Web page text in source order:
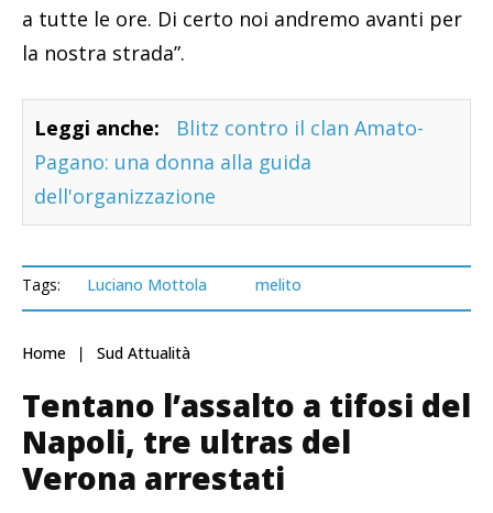
a tutte le ore. Di certo noi andremo avanti per
la nostra strada”.
Leggi anche:
Blitz contro il clan Amato-
Pagano: una donna alla guida
dell'organizzazione
Tags: Luciano Mottola melito
Home Sud Attualità
Tentano l’assalto a tifosi del
Napoli, tre ultras del
Verona arrestati